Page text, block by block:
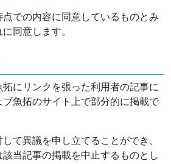
での内容に同意しているものとみ
同意します。
にリンクを張った利用者の記事に
魚拓のサイト上で部分的に掲載で
て異議を申し立てることができ、
当記事の掲載を中止するものとし